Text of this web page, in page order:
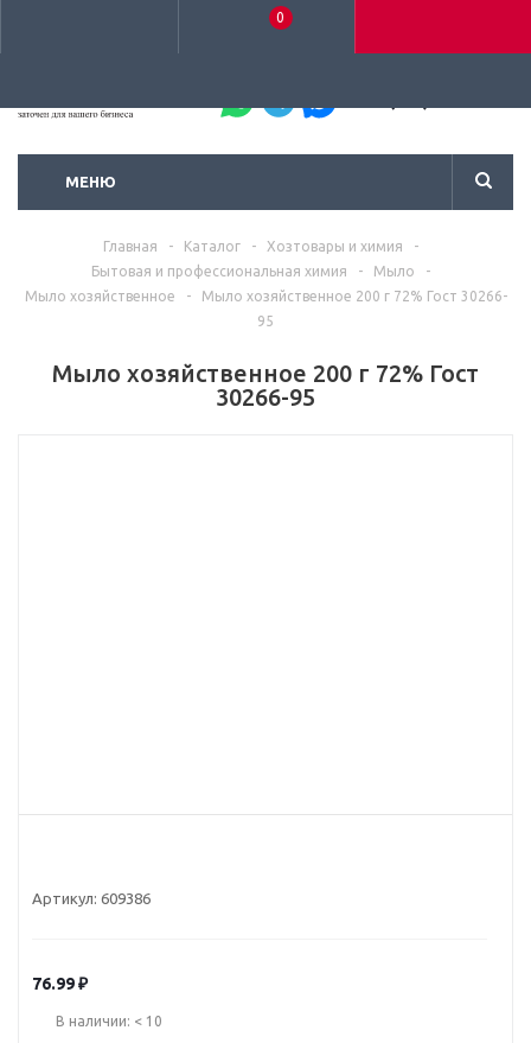
0
МЕНЮ
Главная - Каталог - Хозтовары и химия
-
Бытовая и профессиональная химия
- Мыло
-
Мыло хозяйственное
-
Мыло хозяйственное 200 г 72% Гост 30266-
95
Мыло хозяйственное 200 г 72% Гост
30266-95
Артикул: 609386
76.99₽
В наличии: < 10